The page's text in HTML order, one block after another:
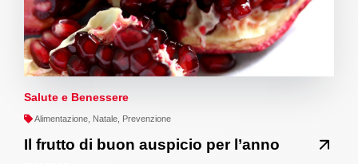
Salute e Benessere
Alimentazione, Natale, Prevenzione
Il frutto di buon auspicio per l’anno